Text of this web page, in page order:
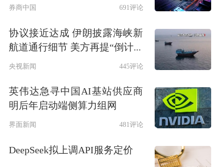
经济、防范风险和深化改革三大任务，
一是打好防范化解资本市场重大风险攻
坚战，扎实开展风险防控工作，健全风
险监测与处置协调机制，督促中介机构
充分发挥作用，牢牢守住不发生区域性
券商中国 691评论
协议接近达成 伊朗披露海峡新
航道通行细节 美方再提“倒计...
央视新闻 445评论
英伟达急寻中国AI基站供应商
明后年启动端侧算力组网
界面新闻 481评论
DeepSeek拟上调API服务定价